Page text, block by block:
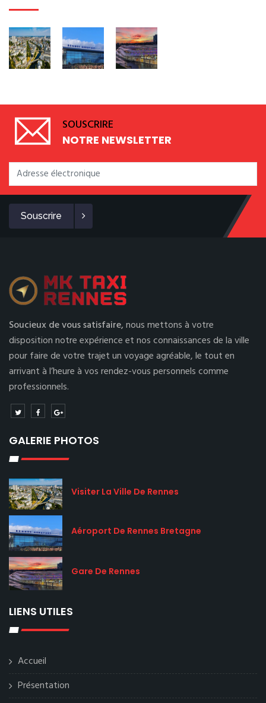
SOUSCRIRE
NOTRE NEWSLETTER
Souscrire
Soucieux de vous satisfaire,nous mettons à votre
disposition notre expérience et nos connaissances de la ville
pour faire de votre trajet un voyage agréable, le tout en
arrivant à l’heure à vos rendez-vous personnels comme
professionnels.
GALERIE PHOTOS
Visiter La Ville De Rennes
Aéroport De Rennes Bretagne
Gare De Rennes
LIENS UTILES
Accueil
Présentation